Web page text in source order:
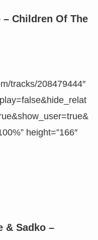
Children Of The
tracks/208479444″
height=”166″
& Sadko –